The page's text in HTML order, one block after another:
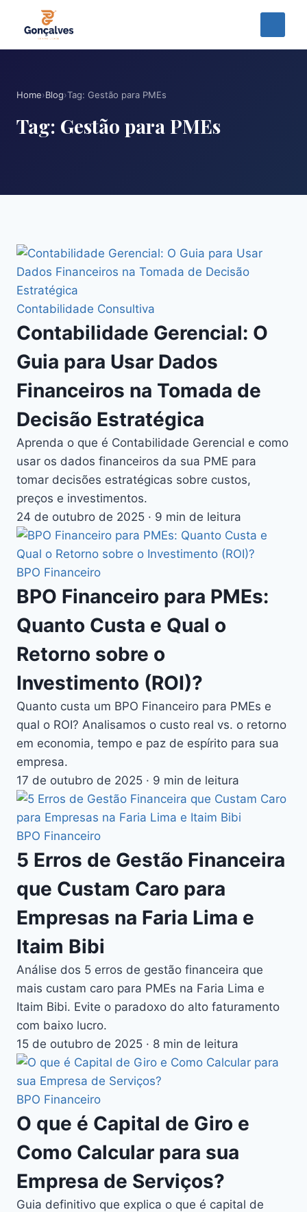
Home›Blog›Tag: Gestão para PMEs
Tag: Gestão para PMEs
Contabilidade Consultiva
Contabilidade Gerencial: O
Guia para Usar Dados
Financeiros na Tomada de
Decisão Estratégica
Aprenda o que é Contabilidade Gerencial e como
usar os dados financeiros da sua PME para
tomar decisões estratégicas sobre custos,
preços e investimentos.
24 de outubro de 2025 · 9 min de leitura
BPO Financeiro
BPO Financeiro para PMEs:
Quanto Custa e Qual o
Retorno sobre o
Investimento (ROI)?
Quanto custa um BPO Financeiro para PMEs e
qual o ROI? Analisamos o custo real vs. o retorno
em economia, tempo e paz de espírito para sua
empresa.
17 de outubro de 2025 · 9 min de leitura
BPO Financeiro
5 Erros de Gestão Financeira
que Custam Caro para
Empresas na Faria Lima e
Itaim Bibi
Análise dos 5 erros de gestão financeira que
mais custam caro para PMEs na Faria Lima e
Itaim Bibi. Evite o paradoxo do alto faturamento
com baixo lucro.
15 de outubro de 2025 · 8 min de leitura
BPO Financeiro
O que é Capital de Giro e
Como Calcular para sua
Empresa de Serviços?
Guia definitivo que explica o que é capital de